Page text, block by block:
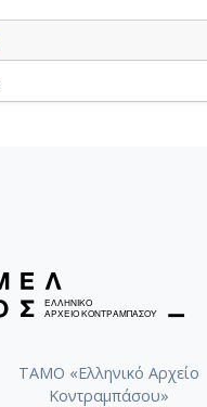
ΤΑΜΟ «Ελληνικό Αρχείο
Κοντραμπάσου»